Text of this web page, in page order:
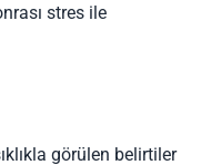
stres ile
görülen belirtiler